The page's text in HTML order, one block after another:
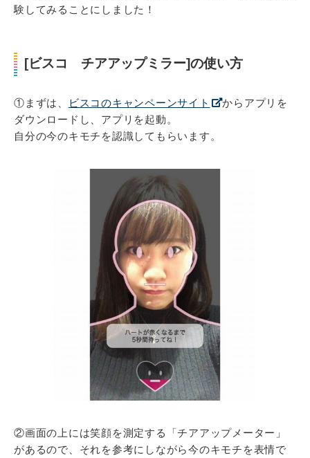
験してみることにしました！
[ビスコ チアアップミラー]の使い方
①まずは、 ビスコのキャンペーンサイト
からアプリを
ダウンロードし、アプリを起動。
自分の今のキモチを認識してもらいます。
②画面の上には笑顔を測定する「チアアップメーター」
があるので、それを参考にしながら今のキモチを表情で